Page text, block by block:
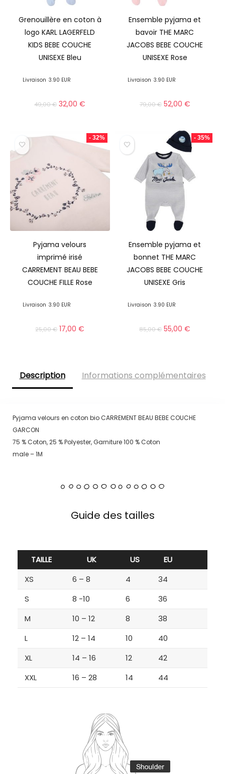
Grenouillère en coton à
logo KARL LAGERFELD
KIDS BEBE COUCHE
UNISEXE Bleu
Livraison 3.90 EUR
49,00€ 32,00€
Ensemble pyjama et
bavoir THE MARC
JACOBS BEBE COUCHE
UNISEXE Rose
Livraison 3.90 EUR
79,00€ 52,00 €
- 32%
Pyjama velours
imprimé irisé
CARREMENT BEAU BEBE
COUCHE FILLE Rose
Livraison 3.90 EUR
25,00€ 17,00€
- 35%
Ensemble pyjama et
bonnet THE MARC
JACOBS BEBE COUCHE
UNISEXE Gris
Livraison 3.90 EUR
85,00€ 55,00€
Description Informations complémentaires
Pyjama velours en coton bio CARREMENT BEAU BEBE COUCHE
GARCON
75 % Coton, 25 % Polyester, Garniture 100 % Coton
male – 1M
Guide des tailles
TAILLE UK US
EU
XS
6 – 8 4
34
S
8 -10 6
36
M
10 – 12 8
38
L
12 – 14 10
40
XL
14 – 16 12
42
XXL
16 – 28 14 44